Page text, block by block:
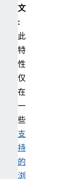
文
:
此
特
性
仅
在
一
些
支
持
的
浏